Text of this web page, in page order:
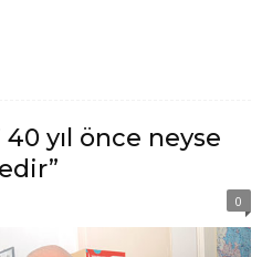
yıl önce neyse
0